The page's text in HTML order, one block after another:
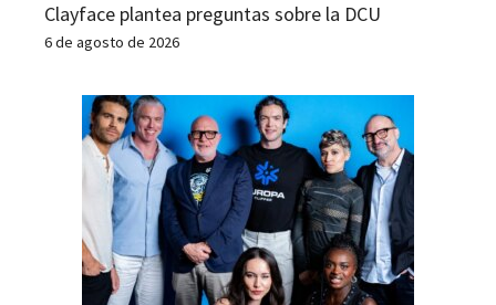
Clayface plantea preguntas sobre la DCU
6 de agosto de 2026